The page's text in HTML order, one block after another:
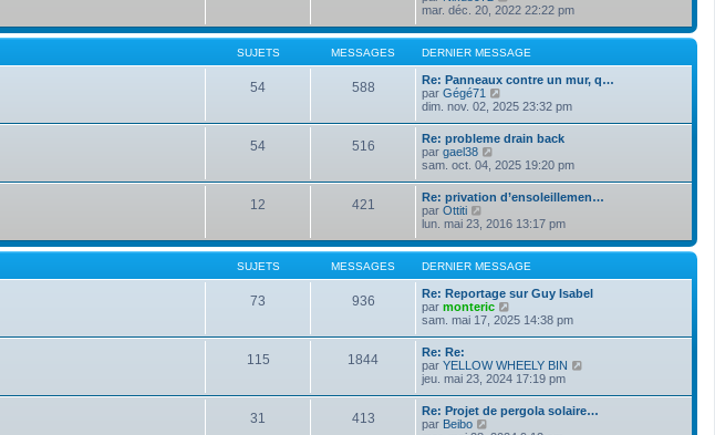
e
s
s
g
i
e
r
m
e
s
a
e
d
e
r
n
i
e
r
m
e
s
s
a
g
o
r
l
d
e
r
n
i
e
m
e
s
a
e
mar. déc. 20, 2022 22:22 pm
SUJETS MESSAGES DERNIER MESSAGE
54 588
Re: Panneaux contre un mur, q…
par Gégé71
o
l
e
d
e
r
i
e
r
m
e
s
s
a
dim. nov. 02, 2025 23:32 pm
54 516
Re: probleme drain back
par gael38
o
l
e
d
e
r
n
i
e
r
m
e
s
a
sam. oct. 04, 2025 19:20 pm
12 421
Re: privation d’ensoleillemen…
par Ottiti
o
r
l
d
e
r
n
i
r
m
e
s
s
lun. mai 23, 2016 13:17 pm
SUJETS MESSAGES DERNIER MESSAGE
73 936
Re: Reportage sur Guy Isabel
par monteric
o
e
d
e
r
sam. mai 17, 2025 14:38 pm
115 1844
Re: Re:
par YELLOW WHEELY BIN
l
jeu. mai 23, 2024 17:19 pm
31 413
Re: Projet de pergola solaire…
par Beibo